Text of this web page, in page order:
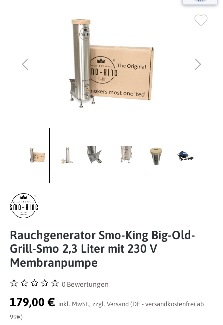
Rauchgenerator Smo-King Big-Old-
Grill-Smo 2,3 Liter mit 230 V
Membranpumpe
Durchschnittliche Bewertung von 0 von 5 Sternen
0 Bewertungen
179,00 € inkl. MwSt., zzgl. Versand (DE - versandkostenfrei ab
99€)